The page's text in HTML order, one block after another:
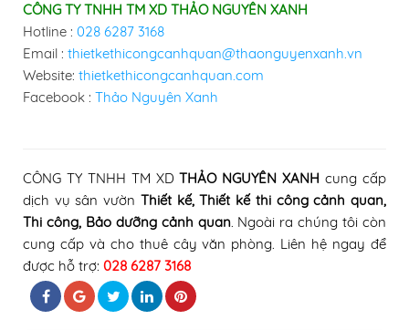
CÔNG TY TNHH TM XD THẢO NGUYÊN XANH
Hotline : 028 6287 3168
Email : thietkethicongcanhquan@thaonguyenxanh.vn
Website: thietkethicongcanhquan.com
Facebook : Thảo Nguyên Xanh
CÔNG TY TNHH TM XDTHẢO NGUYÊN XANH cung cấp
dịch vụ sân vườn Thiết kế, Thiết kế thi công cảnh quan,
Thi công, Bảo dưỡng cảnh quan. Ngoài ra chúng tôi còn
cung cấp và cho thuê cây văn phòng. Liên hệ ngay để
được hỗ trợ: 028 6287 3168